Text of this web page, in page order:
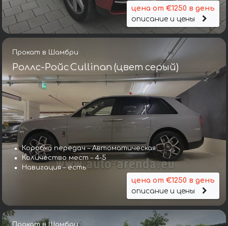
цена от €1250 в день
описание и цены
Прокат в Шамбри
Роллс-Ройс Cullinan (цвет серый)
Коробка передач – Автоматическая
Количество мест – 4-5
Навигация – есть
цена от €1250 в день
описание и цены
Прокат в Шамбри